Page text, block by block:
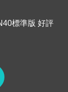
標準版 好評